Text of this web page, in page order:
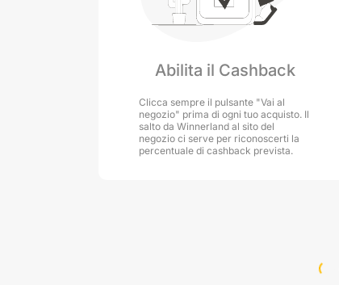
Abilita il Cashback
Clicca sempre il pulsante "Vai al
negozio" prima di ogni tuo acquisto. Il
salto da Winnerland al sito del
negozio ci serve per riconoscerti la
percentuale di cashback prevista.